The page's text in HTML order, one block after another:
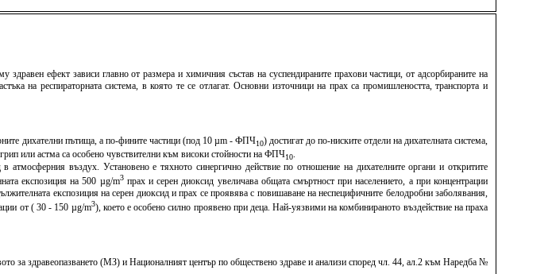
ефект зависи главно от размера и химичния състав на суспендираните прахови частици, от адсорбираните на
на респираторната система, в която те се отлагат. Основни източници на прах са промишлеността, транспорта и
дихателни пътища, а по-фините частици (под 10 µm - ФПЧ10) достигат до по-ниските отдели на дихателната система,
или астма са особено чувствителни към високи стойности на ФПЧ10
въздух. Установено е тяхното синергично действие по отношение на дихателните органи и откритите
експозиция на 500 µg/m3прах и серен диоксид увеличава общата смъртност при населението, а при концентрации
експозиция на серен диоксид и прах се проявява с повишаване на неспецифичните белодробни заболявания,
от ( 30 - 150 µg/m3), което е особено силно проявено при деца. Най-уязвими на комбинираното въздействие на праха
за здравеопазването (МЗ) и Националният център по обществено здраве и анализи според чл. 44, ал.2 към Наредба №